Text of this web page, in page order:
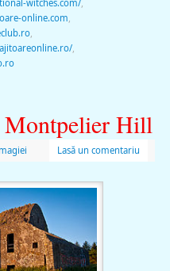
witches.com/,
online.com
,
,
Hill
Lasă un comentariu